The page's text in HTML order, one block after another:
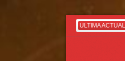
ULTIMA